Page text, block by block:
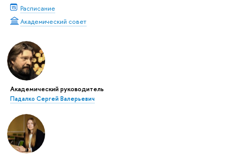
Расписание
Академический совет
Академический руководитель
Падалко Сергей Валерьевич